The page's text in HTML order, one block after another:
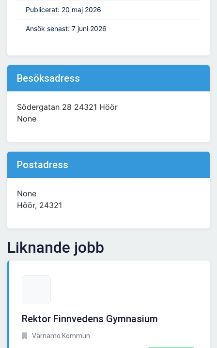
Publicerat: 20 maj 2026
Ansök senast: 7 juni 2026
Besöksadress
Södergatan 28 24321 Höör
None
Postadress
None
Höör, 24321
Liknande jobb
Rektor Finnvedens Gymnasium
Värnamo Kommun